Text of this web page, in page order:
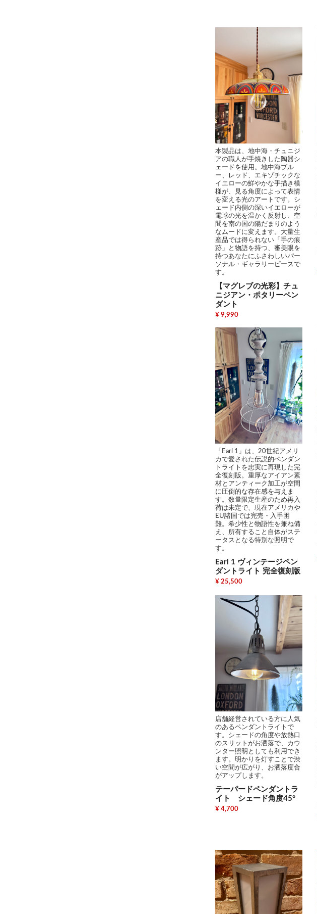
本製品は、地中海・チュニジ
アの職人が手焼きした陶器シ
ェードを使用。地中海ブル
ー、レッド、エキゾチックな
イエローの鮮やかな手描き模
様が、見る角度によって表情
を変える光のアートです。シ
ェード内側の深いイエローが
電球の光を温かく反射し、空
間を南の国の陽だまりのよう
なムードに変えます。大量生
産品では得られない「手の痕
跡」と物語を持つ、審美眼を
持つあなたにふさわしいパー
ソナル・ギャラリーピースで
す。
【マグレブの光彩】チュ
ニジアン・ポタリーペン
ダント
¥ 9,990
「Earl 1」は、20世紀アメリ
カで愛された伝説的ペンダン
トライトを忠実に再現した完
全復刻版。重厚なアイアン素
材とアンティーク加工が空間
に圧倒的な存在感を与えま
す。数量限定生産のため再入
荷は未定で、現在アメリカや
EU諸国では完売・入手困
難。希少性と物語性を兼ね備
え、所有すること自体がステ
ータスとなる特別な照明で
す。
Earl 1 ヴィンテージペン
ダントライト 完全復刻版
¥ 25,500
店舗経営されている方に人気
のあるペンダントライトで
す。シェードの角度や放熱口
のスリットがお洒落で、カウ
ンター照明としても利用でき
ます。明かりを灯すことで渋
い空間が広がり、お洒落度合
がアップします。
テーパードペンダントラ
イト シェード角度45°
¥ 4,700